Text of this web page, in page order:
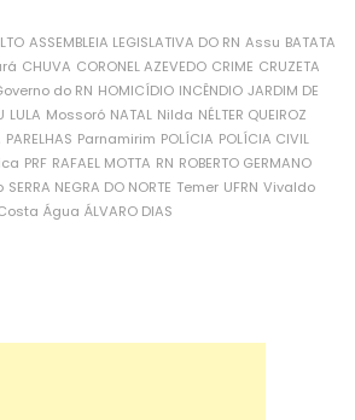
ASSEMBLEIA LEGISLATIVA DO RN Assu BATATA
CHUVA CORONEL AZEVEDO CRIME CRUZETA
do RN HOMICÍDIO INCÊNDIO JARDIM DE
LULA Mossoró NATAL Nilda NÉLTER QUEIROZ
PARELHAS Parnamirim POLÍCIA POLÍCIA CIVIL
PRF RAFAEL MOTTA RN ROBERTO GERMANO
SERRA NEGRA DO NORTE Temer UFRN Vivaldo
Água ÁLVARO DIAS